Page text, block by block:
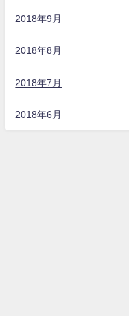
2018年9月
2018年8月
2018年7月
2018年6月